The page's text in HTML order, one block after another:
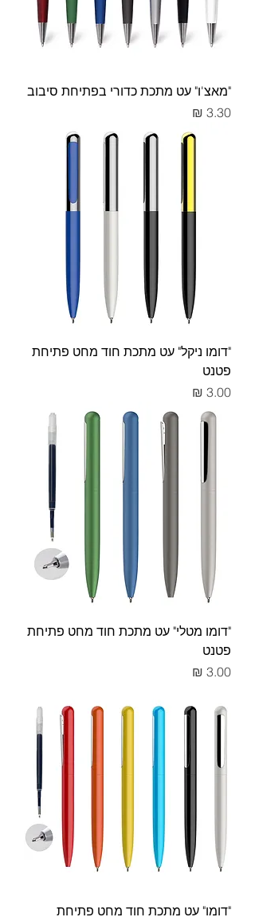
"מאצ'ו" עט מתכת כדורי בפתיחת סיבוב
מחיר
"דומו ניקל" עט מתכת חוד מחט פתיחת
פטנט
מחיר
"דומו מטלי" עט מתכת חוד מחט פתיחת
פטנט
מחיר
"דומו" עט מתכת חוד מחט פתיחת